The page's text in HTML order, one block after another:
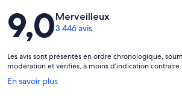
Avis
9,0Merveilleux
3 446 avis
Les avis sont présentés en ordre chronologique,
modération et vérifiés, à moins d’indication contraire.
En savoir plus
S’ouvre